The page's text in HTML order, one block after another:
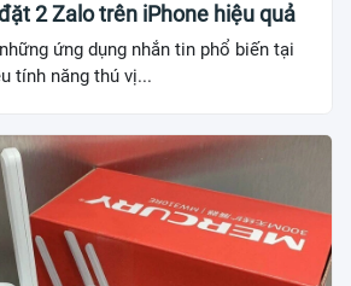
2 Zalo trên iPhone hiệu quả
ứng dụng nhắn tin phổ biến tại
tính năng thú vị...